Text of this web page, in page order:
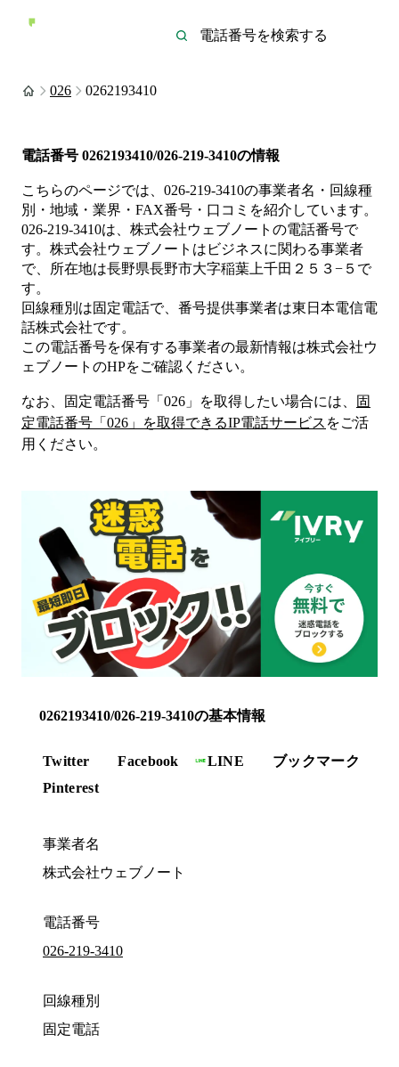
026 0262193410
電話番号 0262193410/026-219-3410の情報
こちらのページでは、 026-219-3410の事業者名・回線種
別・地域・業界・FAX番号・口コミを紹介しています。
026-219-3410は、 株式会社ウェブノート の電話番号で
す。 株式会社ウェブノートは ビジネスに関わる事業者
で、所在地は長野県長野市大字稲葉上千田２５３−５ で
す。
回線種別は固定電話で、番号提供事業者は東日本電信電
話株式会社です。
この電話番号を保有する事業者の最新情報は株式会社ウ
ェブノート のHPをご確認ください。
なお、固定電話番号「 026 」を取得したい場合には、
固
定電話番号「 026 」を取得できるIP電話サービス をご活
用ください。
0262193410/026-219-3410の基本情報
Twitter Facebook LINE
ブックマーク
Pinterest
事業者名
株式会社ウェブノート
電話番号
026-219-3410
回線種別
固定電話